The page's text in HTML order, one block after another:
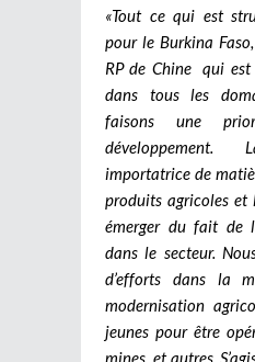
«Tout ce qui est
pour le Burkina
RP de Chine qui
dans tous les
faisons une
importatrice de
produits agricoles
émerger du fait de
dans le secteur.
d’efforts dans la
modernisation
jeunes pour être
mines et autres.